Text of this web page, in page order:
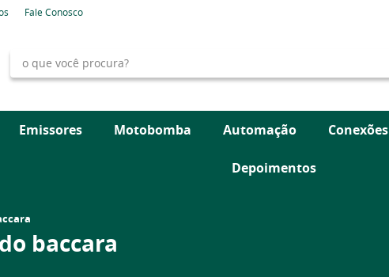
Fale Conosco
Emissores Motobomba Automação Conexões
Depoimentos
baccara